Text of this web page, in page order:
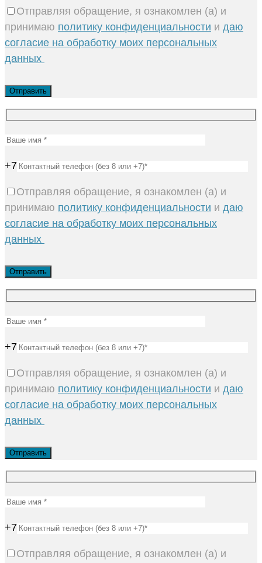
Отправляя обращение, я ознакомлен (а) и
принимаю политику конфиденциальности и даю
согласие на обработку моих персональных
данных
+7
Отправляя обращение, я ознакомлен (а) и
принимаю политику конфиденциальности и даю
согласие на обработку моих персональных
данных
+7
Отправляя обращение, я ознакомлен (а) и
принимаю политику конфиденциальности и даю
согласие на обработку моих персональных
данных
+7
Отправляя обращение, я ознакомлен (а) и